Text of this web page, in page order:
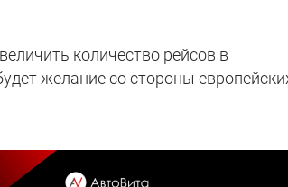
количество рейсов в
желание со стороны